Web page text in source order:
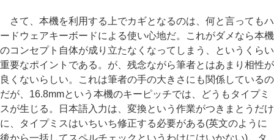
さて、本機を利用する上でカギとなるのは、何と言ってもハ
ードウェアキーボードによる使い心地だ。これがダメなら本機
のコンセプト自体が成り立たなくなってしまう、というくらい
重要なポイントである。が、残念ながら筆者とはあまり相性が
良くないらしい。これは筆者の手の大きさにも関係しているの
だが、16.8mmという本機のキーピッチでは、どうもタイプミ
スが生じる。日本語入力は、変換という作業がつきまとうだけ
に、タイプミスはいちいち修正する必要がある(英文のように
後から一括してスペルチェックというわけにはいかない)。タ